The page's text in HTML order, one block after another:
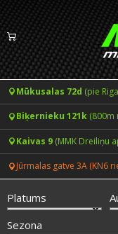
Vasaras riepas
Ziemas riepas
Vissezonas riepas
CENRĀDIS
Mūkusalas 72d (pie
Biķernieku 121k (800m
Kaivas 9 (MMK Dreiliņu
Jūrmalas gatve 3A (KN6
Platums
Sezona